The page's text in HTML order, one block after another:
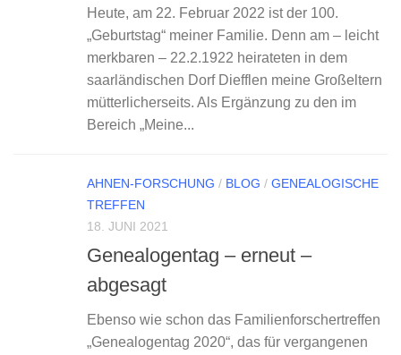
Heute, am 22. Februar 2022 ist der 100.
„Geburtstag“ meiner Familie. Denn am – leicht
merkbaren – 22.2.1922 heirateten in dem
saarländischen Dorf Diefflen meine Großeltern
mütterlicherseits. Als Ergänzung zu den im
Bereich „Meine...
AHNEN-FORSCHUNG / BLOG / GENEALOGISCHE
TREFFEN
18. JUNI 2021
Genealogentag – erneut –
abgesagt
Ebenso wie schon das Familienforschertreffen
„Genealogentag 2020“, das für vergangenen